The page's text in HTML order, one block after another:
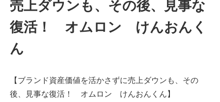
売上ダウンも、その後、見事な
復活！ オムロン けんおんく
ん
【ブランド資産価値を活かさずに売上ダウンも、その
後、見事な復活！ オムロン けんおんくん】